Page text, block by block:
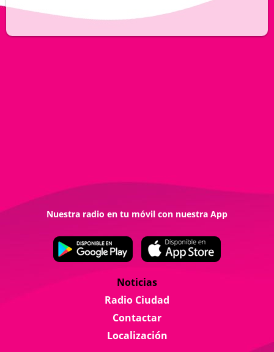
Noticias
Radio Ciudad
Contactar
Localización
Nuestra radio en tu móvil con nuestra App